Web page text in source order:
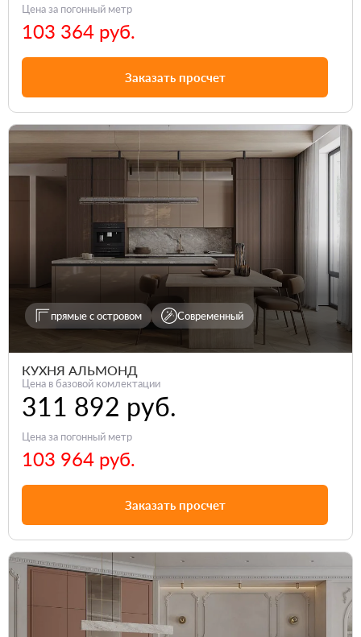
Цена за погонный метр
103 364 руб.
Заказать просчет
прямые с островом Современный
КУХНЯ АЛЬМОНД
Цена в базовой комлектации
311 892 руб.
Цена за погонный метр
103 964 руб.
Заказать просчет